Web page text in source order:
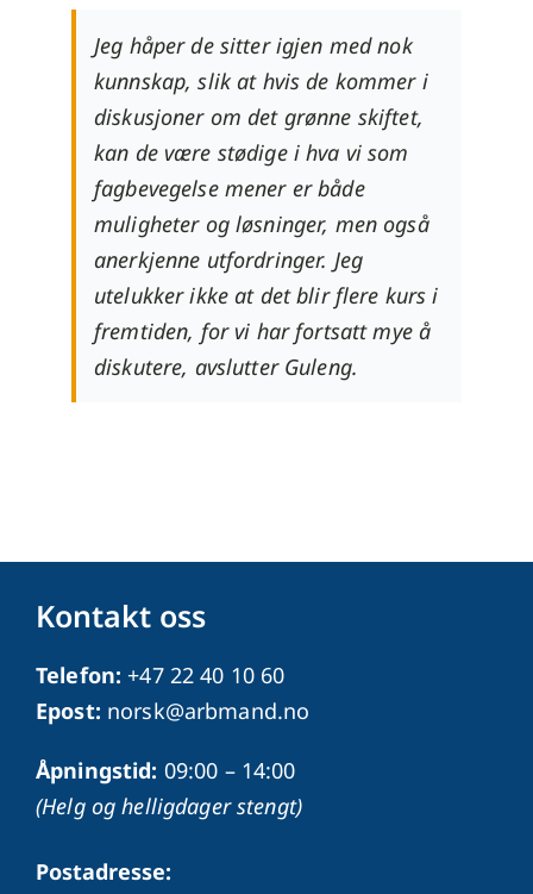
Jeg håper de sitter igjen med nok
kunnskap, slik at hvis de kommer i
diskusjoner om det grønne skiftet,
kan de være stødige i hva vi som
fagbevegelse mener er både
muligheter og løsninger, men også
anerkjenne utfordringer. Jeg
utelukker ikke at det blir flere kurs i
fremtiden, for vi har fortsatt mye å
diskutere, avslutter Guleng.
Kontakt oss
Telefon: +47 22 40 10 60
Epost: norsk@arbmand.no
Åpningstid: 09:00 – 14:00
(Helg og helligdager stengt)
Postadresse: